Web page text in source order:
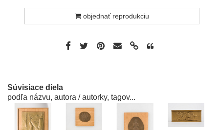
objednať reprodukciu
Súvisiace diela
podľa názvu, autora / autorky, tagov...